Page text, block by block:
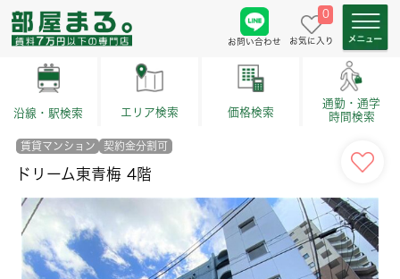
お問い合わせ
0
お気に入り
沿線・駅検索 エリア検索 価格検索
通勤・通学
時間検索
賃貸マンション 契約金分割可
ドリーム東青梅 4階